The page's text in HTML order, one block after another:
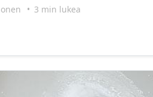
• 3 min lukea